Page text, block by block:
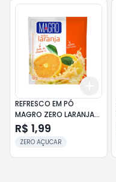
Add
REFRESCO EM PÓ
MAGRO ZERO LARANJA
8GR
R$ 1,99
ZERO AÇUCAR